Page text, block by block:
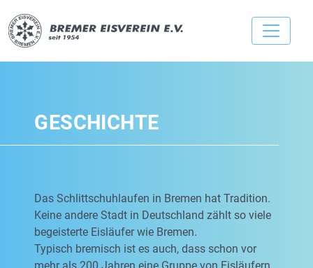
GESCHICHTE
Das Schlittschuhlaufen in Bremen hat Tradition.
Keine andere Stadt in Deutschland zählt so viele
begeisterte Eisläufer wie Bremen.
Typisch bremisch ist es auch, dass schon vor